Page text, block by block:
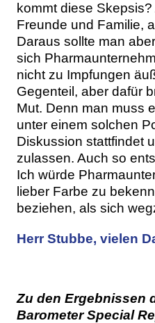
kommt diese
Freunde und Familie,
Daraus sollte man
sich
nicht zu Impfungen
Gegenteil, aber dafür
Mut. Denn man muss
unter einem solchen
Diskussion stattfindet
zulassen. Auch so
Ich würde
lieber Farbe zu
beziehen, als sich
Herr Stubbe, vielen
Zu den Ergebnissen
Barometer Special